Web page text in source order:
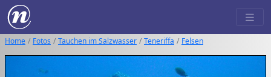
Home Fotos Tauchen im Salzwasser Teneriffa Felsen